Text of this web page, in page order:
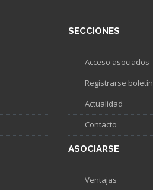
SECCIONES
Acceso asociados
Registrarse boletín
Actualidad
Contacto
ASOCIARSE
Ventajas